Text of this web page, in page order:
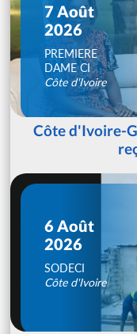
7 Août
2026
PREMIERE
DAME CI
Côte d'Ivoire
Côte d'Ivoire-
6 Août
2026
SODECI
Côte d'Ivoire